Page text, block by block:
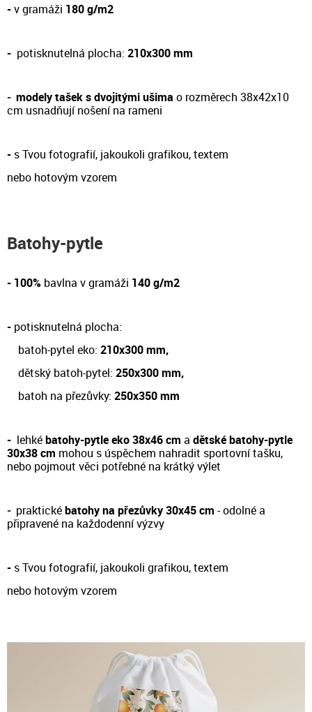
-v gramáži 180 g/m2
- potisknutelná plocha: 210x300 mm
- modely tašek s dvojitými ušima o rozměrech 38x42x10
cm usnadňují nošení na rameni
- s Tvou fotografií, jakoukoli grafikou, textem
nebo hotovým vzorem
Batohy-pytle
- 100% bavlna v gramáži 140 g/m2
- potisknutelná plocha:
batoh-pytel eko: 210x300 mm,
dětský batoh-pytel: 250x300 mm,
batoh na přezůvky: 250x350 mm
- lehkébatohy-pytle eko 38x46 cm a dětské batohy-pytle
30x38 cm mohou s úspěchem nahradit sportovní tašku,
nebo pojmout věci potřebné na krátký výlet
- praktickébatohy na přezůvky 30x45 cm - odolné a
připravené na každodenní výzvy
- s Tvou fotografií, jakoukoli grafikou, textem
nebo hotovým vzorem